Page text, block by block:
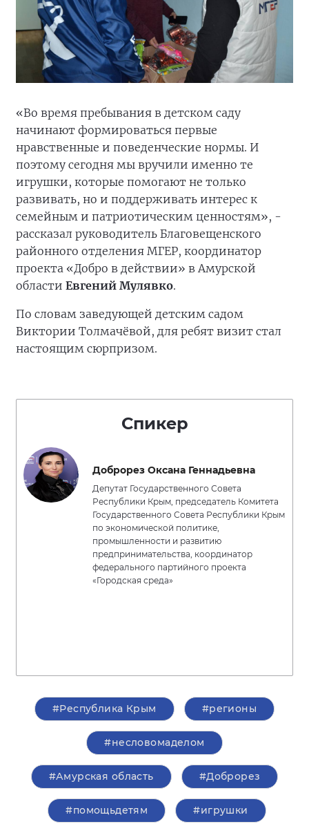
«Во время пребывания в детском саду
начинают формироваться первые
нравственные и поведенческие нормы. И
поэтому сегодня мы вручили именно те
игрушки, которые помогают не только
развивать, но и поддерживать интерес к
семейным и патриотическим ценностям», -
рассказал руководитель Благовещенского
районного отделения МГЕР, координатор
проекта «Добро в действии» в Амурской
области Евгений Мулявко.
По словам заведующей детским садом
Виктории Толмачёвой, для ребят визит стал
настоящим сюрпризом.
Спикер
Доброрез Оксана Геннадьевна
Депутат Государственного Совета
Республики Крым, председатель Комитета
Государственного Совета Республики Крым
по экономической политике,
промышленности и развитию
предпринимательства, координатор
федерального партийного проекта
«Городская среда»
#Республика Крым #регионы
#несловомаделом
#Амурская область #Доброрез
#помощьдетям #игрушки